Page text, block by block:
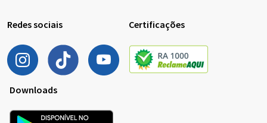
Redes sociais Certificações
Downloads